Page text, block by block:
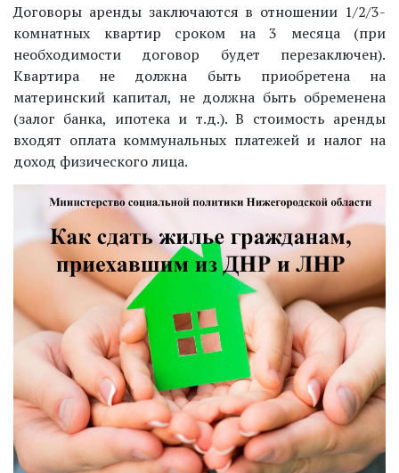
Договоры аренды заключаются в отношении 1/2/3-
комнатных квартир сроком на 3 месяца (при
необходимости договор будет перезаключен).
Квартира не должна быть приобретена на
материнский капитал, не должна быть обременена
(залог банка, ипотека и т.д.). В стоимость аренды
входят оплата коммунальных платежей и налог на
доход физического лица.